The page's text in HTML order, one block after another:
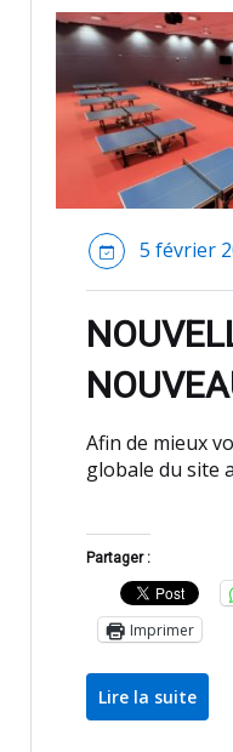
5 février
Afin de mieux
globale du site
Partager :
Imprimer
Lire la suite